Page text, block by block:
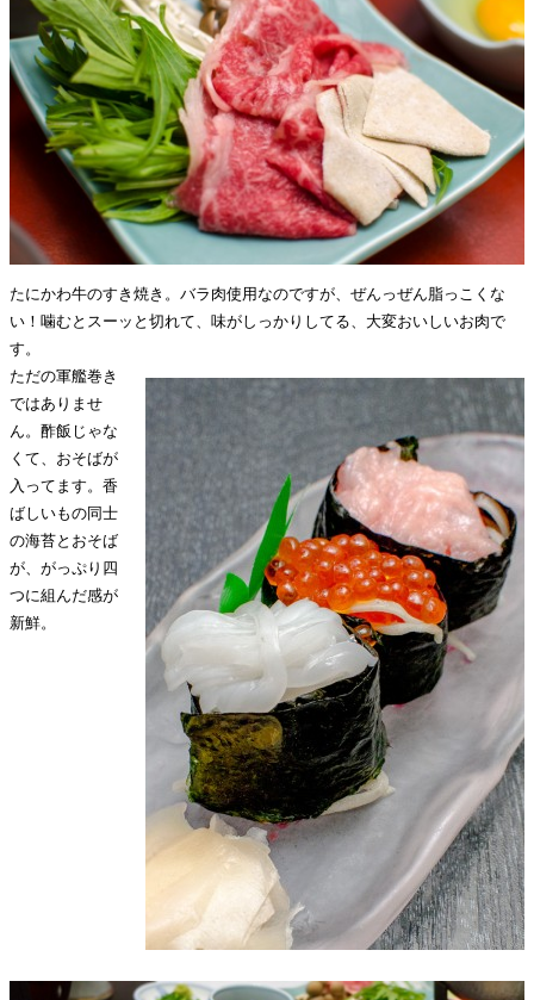
たにかわ牛のすき焼き。バラ肉使用なのですが、ぜんっぜん脂っこくな
い！噛むとスーッと切れて、味がしっかりしてる、大変おいしいお肉で
す。
ただの軍艦巻き
ではありませ
ん。酢飯じゃな
くて、おそばが
入ってます。香
ばしいもの同士
の海苔とおそば
が、がっぷり四
つに組んだ感が
新鮮。